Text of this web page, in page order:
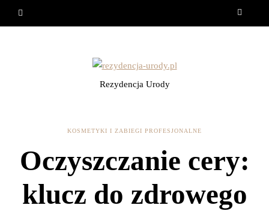
Rezydencja Urody
KOSMETYKI I ZABIEGI PROFESJONALNE
Oczyszczanie cery:
klucz do zdrowego